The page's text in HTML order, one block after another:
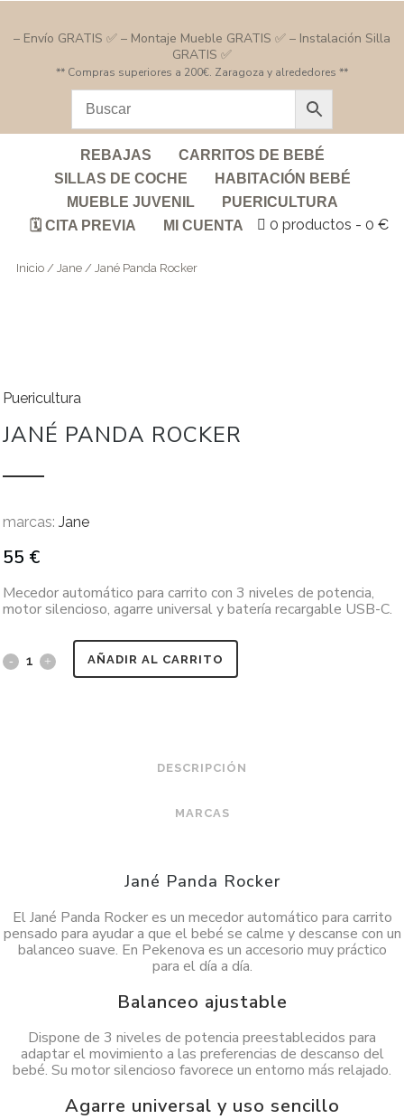
– Envío GRATIS ✅ – Montaje Mueble GRATIS ✅ – Instalación Silla
GRATIS ✅
** Compras superiores a 200€. Zaragoza y alrededores **
REBAJAS
CARRITOS DE BEBÉ
SILLAS DE COCHE
HABITACIÓN BEBÉ
MUEBLE JUVENIL
PUERICULTURA
🗓️ CITA PREVIA
MI CUENTA 0 productos 0 €
Inicio / Jane / Jané Panda Rocker
Puericultura
JANÉ PANDA ROCKER
marcas: Jane
55 €
Mecedor automático para carrito con 3 niveles de potencia,
motor silencioso, agarre universal y batería recargable USB-C.
AÑADIR AL CARRITO
DESCRIPCIÓN
MARCAS
Jané Panda Rocker
El Jané Panda Rocker es un mecedor automático para carrito
pensado para ayudar a que el bebé se calme y descanse con un
balanceo suave. En Pekenova es un accesorio muy práctico
para el día a día.
Balanceo ajustable
Dispone de 3 niveles de potencia preestablecidos para
adaptar el movimiento a las preferencias de descanso del
bebé. Su motor silencioso favorece un entorno más relajado.
Agarre universal y uso sencillo